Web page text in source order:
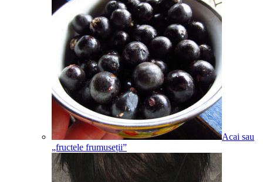
Acai sau
„fructele frumuseții”